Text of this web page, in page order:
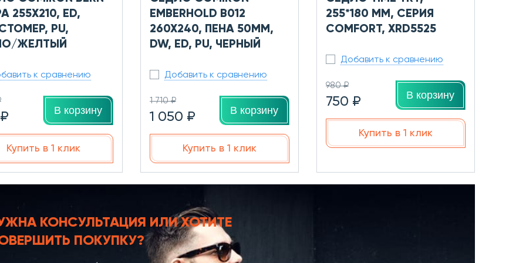
255X210, ED,
PU,
ЖЕЛТЫЙ
к сравнению
В корзину
Купить в 1 клик
EMBERHOLD B012
260X240, ПЕНА 50ММ,
DW, ED, PU, ЧЕРНЫЙ
Добавить к сравнению
1 710 ₽
1 050 ₽ В корзину
Купить в 1 клик
255*180 ММ, СЕРИЯ
COMFORT, XRD5525
Добавить к сравнению
980 ₽
750 ₽ В корзину
Купить в 1 клик
КОНСУЛЬТАЦИЯ
ИЛИ ХОТИТЕ
ПОКУПКУ?